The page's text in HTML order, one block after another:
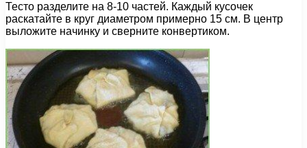
Тесто разделите на 8-10 частей. Каждый кусочек
раскатайте в круг диаметром примерно 15 см. В центр
выложите начинку и сверните конвертиком.